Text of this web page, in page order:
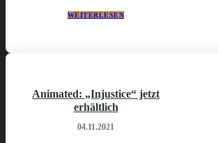
WEITERLESEN
Animated: „Injustice“ jetzt
erhältlich
04.11.2021